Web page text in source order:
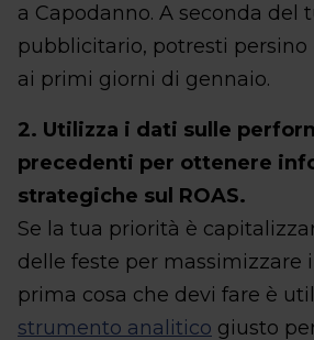
a Capodanno. A seconda del
pubblicitario, potresti persino
ai primi giorni di gennaio.
2. Utilizza i dati sulle
precedenti per ottenere
strategiche sul ROAS.
Se la tua priorità è
delle feste per massimizzare
prima cosa che devi fare è
strumento analitico giusto